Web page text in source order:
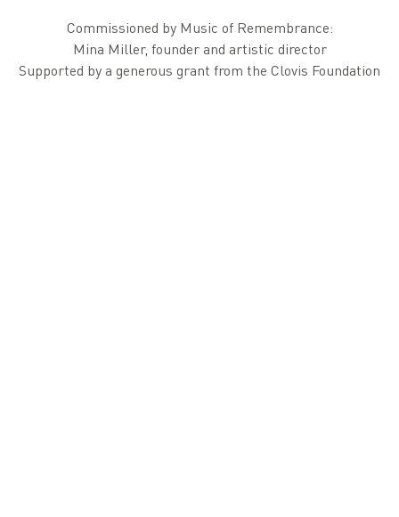
Commissioned by Music of Remembrance:
Mina Miller, founder and artistic director
Supported by a generous grant from the Clovis Foundation